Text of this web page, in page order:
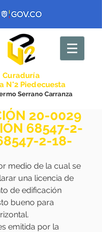
Curaduría
N°2 Piedecuesta
Serrano Carranza
20-0029
68547-2-
2-18-
medio de la cual se
una licencia de
de edificación
bueno para
emitida por la